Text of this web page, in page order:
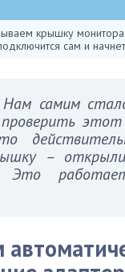
крышку монитора
сам и
самим
этот
–
Это